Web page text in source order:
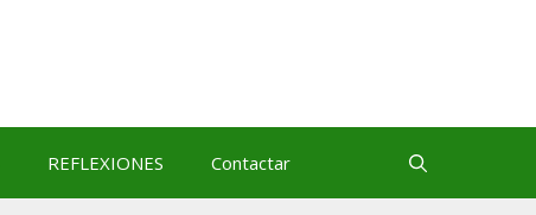
REFLEXIONES Contactar